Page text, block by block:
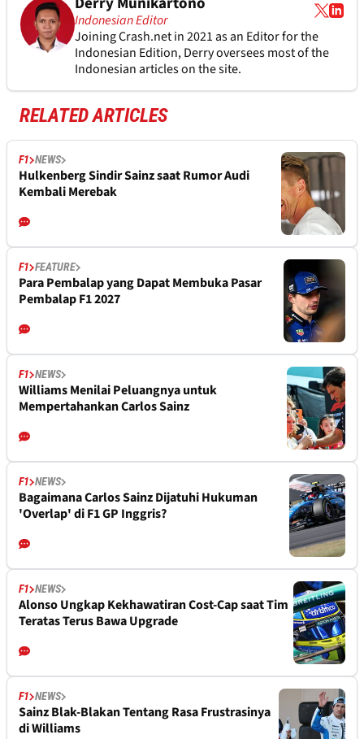
Indonesian Editor
Joining Crash.net in 2021 as an Editor for the
Indonesian Edition, Derry oversees most of the
Indonesian articles on the site.
RELATED ARTICLES
F1 NEWS
Hulkenberg Sindir Sainz saat Rumor Audi
Kembali Merebak
F1 FEATURE
Para Pembalap yang Dapat Membuka Pasar
Pembalap F1 2027
F1 NEWS
Williams Menilai Peluangnya untuk
Mempertahankan Carlos Sainz
F1 NEWS
Bagaimana Carlos Sainz Dijatuhi Hukuman
'Overlap' di F1 GP Inggris?
F1 NEWS
Alonso Ungkap Kekhawatiran Cost-Cap saat Tim
Teratas Terus Bawa Upgrade
F1 NEWS
Sainz Blak-Blakan Tentang Rasa Frustrasinya
di Williams